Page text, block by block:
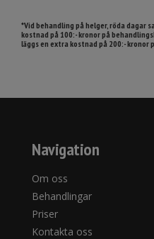
*Vid behandling på helger, röda dagar
kostnad på 100:- kronor på
läggs en extra kostnad på 200:-
Navigation
Om oss
Behandlingar
Priser
Kontakta oss